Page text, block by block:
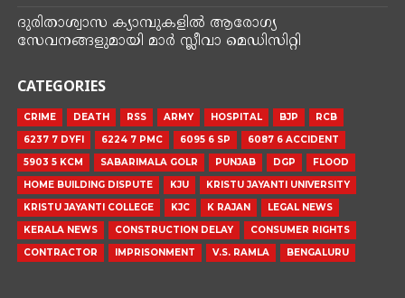
ദുരിതാശ്വാസ ക്യാമ്പുകളിൽ ആരോഗ്യ
സേവനങ്ങളുമായി മാർ സ്ലീവാ മെഡിസിറ്റി
CATEGORIES
CRIME DEATH RSS ARMY HOSPITAL BJP
RCB
6237 7 DYFI
6224 7 PMC 6095 6 SP
6087 6 ACCIDENT
5903 5 KCM
SABARIMALA GOLR PUNJAB DGP
FLOOD
HOME BUILDING DISPUTE
KJU
KRISTU JAYANTI UNIVERSITY
KRISTU JAYANTI COLLEGE
KJC K RAJAN
LEGAL NEWS
KERALA NEWS
CONSTRUCTION DELAY
CONSUMER RIGHTS
CONTRACTOR
IMPRISONMENT V.S. RAMLA BENGALURU